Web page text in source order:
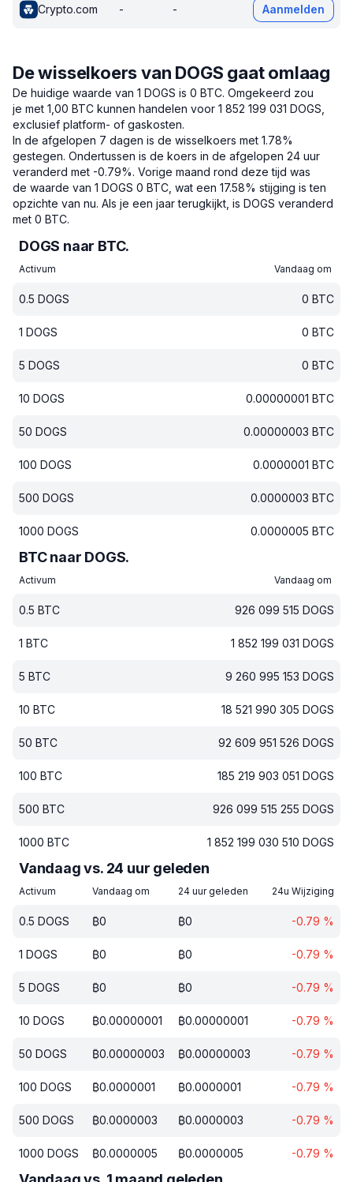
Crypto.com - - Aanmelden
De wisselkoers van DOGS gaat omlaag
De huidige waarde van 1 DOGS is 0 BTC. Omgekeerd zou
je met 1,00 BTC kunnen handelen voor 1 852 199 031 DOGS,
exclusief platform- of gaskosten.
In de afgelopen 7 dagen is de wisselkoers met 1.78%
gestegen. Ondertussen is de koers in de afgelopen 24 uur
veranderd met -0.79%. Vorige maand rond deze tijd was
de waarde van 1 DOGS 0 BTC, wat een 17.58% stijging is ten
opzichte van nu. Als je een jaar terugkijkt, is DOGS veranderd
met 0 BTC.
DOGS naar BTC.
Activum Vandaag om
0.5 DOGS 0 BTC
1 DOGS 0 BTC
5 DOGS 0 BTC
10 DOGS 0.00000001 BTC
50 DOGS 0.00000003 BTC
100 DOGS 0.0000001 BTC
500 DOGS 0.0000003 BTC
1000 DOGS 0.0000005 BTC
BTC naar DOGS.
Activum Vandaag om
0.5 BTC 926 099 515 DOGS
1 BTC 1 852 199 031 DOGS
5 BTC 9 260 995 153 DOGS
10 BTC 18 521 990 305 DOGS
50 BTC 92 609 951 526 DOGS
100 BTC 185 219 903 051 DOGS
500 BTC 926 099 515 255 DOGS
1000 BTC 1 852 199 030 510 DOGS
Vandaag vs. 24 uur geleden
Activum Vandaag om 24 uur geleden 24u Wijziging
0.5 DOGS ₿0 ₿0 -0.79 %
1 DOGS ₿0 ₿0 -0.79 %
5 DOGS ₿0 ₿0 -0.79 %
10 DOGS ₿0.00000001 ₿0.00000001 -0.79 %
50 DOGS ₿0.00000003 ₿0.00000003 -0.79 %
100 DOGS ₿0.0000001 ₿0.0000001 -0.79 %
500 DOGS ₿0.0000003 ₿0.0000003 -0.79 %
1000 DOGS ₿0.0000005 ₿0.0000005 -0.79 %